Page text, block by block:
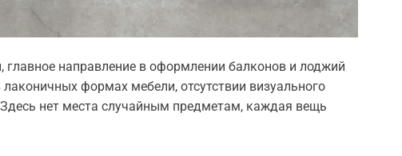
направление в оформлении балконов и лоджий
формах мебели, отсутствии визуального
нет места случайным предметам, каждая вещь